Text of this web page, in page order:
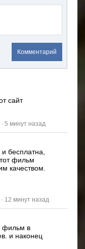
Комментарий
сайт
· 5 минут назад
и бесплатна,
фильм
качеством.
· 12 минут назад
фильм в
и наконец